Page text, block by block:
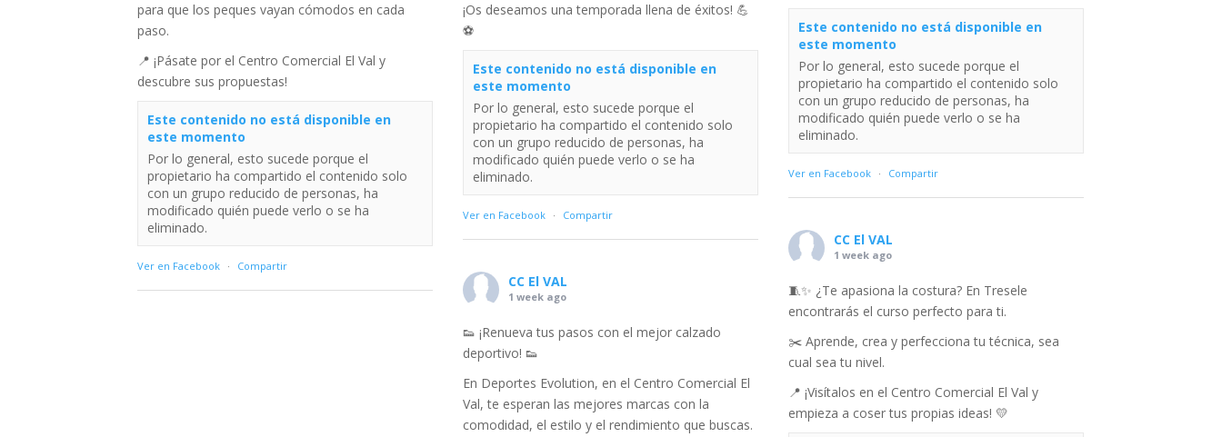
para que los peques vayan cómodos en cada
paso.
📍 ¡Pásate por el Centro Comercial El Val y
descubre sus propuestas!
Este contenido no está disponible en
este momento
Por lo general, esto sucede porque el
propietario ha compartido el contenido solo
con un grupo reducido de personas, ha
modificado quién puede verlo o se ha
eliminado.
Ver en Facebook · Compartir
¡Os deseamos una temporada llena de éxitos! 💪
⚽
Este contenido no está disponible en
este momento
Por lo general, esto sucede porque el
propietario ha compartido el contenido solo
con un grupo reducido de personas, ha
modificado quién puede verlo o se ha
eliminado.
Ver en Facebook · Compartir
Este contenido no está disponible en
este momento
Por lo general, esto sucede porque el
propietario ha compartido el contenido solo
con un grupo reducido de personas, ha
modificado quién puede verlo o se ha
eliminado.
Ver en Facebook · Compartir
CC El VAL
1 week ago
🧵✨ ¿Te apasiona la costura? En Tresele
encontrarás el curso perfecto para ti.
✂️ Aprende, crea y perfecciona tu técnica, sea
cual sea tu nivel.
📍 ¡Visítalos en el Centro Comercial El Val y
empieza a coser tus propias ideas! 💛
CC El VAL
1 week ago
👟 ¡Renueva tus pasos con el mejor calzado
deportivo! 👟
En Deportes Evolution, en el Centro Comercial El
Val, te esperan las mejores marcas con la
comodidad, el estilo y el rendimiento que buscas.